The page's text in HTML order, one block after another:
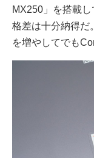
MX250」を搭載
格差は十分納得だ
を増やしてでも